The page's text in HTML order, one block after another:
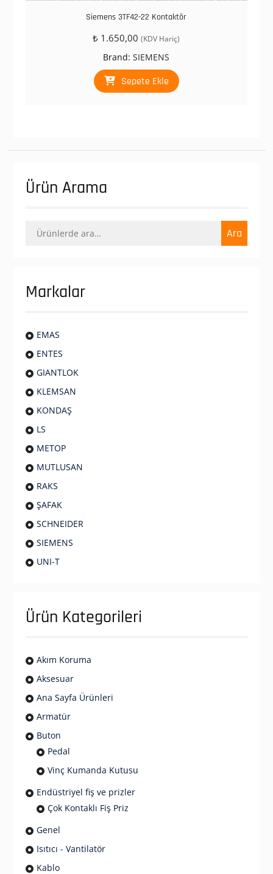
Siemens 3TF42-22 Kontaktör
₺ 1.650,00 (KDV Hariç)
Brand:SIEMENS
Sepete Ekle
Ürün Arama
Ara: Ara
Markalar
EMAS
ENTES
GIANTLOK
KLEMSAN
KONDAŞ
LS
METOP
MUTLUSAN
RAKS
ŞAFAK
SCHNEIDER
SIEMENS
UNI-T
Ürün Kategorileri
Akım Koruma
Aksesuar
Ana Sayfa Ürünleri
Armatür
Buton
Pedal
Vinç Kumanda Kutusu
Endüstriyel fiş ve prizler
Çok Kontaklı Fiş Priz
Genel
Isıtıcı - Vantilatör
Kablo